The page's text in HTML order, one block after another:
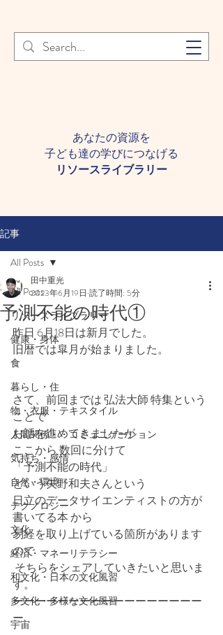
登録者様へ 個人情報の取り扱
いについて Learn More
あなたの資源を
子ども達の学びにつなげる​
​リソースライブラリー
記事
All Posts
リソースライブラリー
健康・身体
食
暮らし・住
物・衣服・テキスタイル
人間関係・・コミュニケーション
気持ち・感情
自然・環境
テクノロジー
文化
経済・マネーリテラシー
和文化・日本の文化風習
多文化・多様な文化風習
宇宙
All Posts
予測不能の時代①
田中重光
2023年6月19日 読了時間: 5分
昨日 6月18日は新月でした。
旧暦では皐月が始まりました。
さて、前回までは 弘法大師 特集という
ことで
お話を進めてきましたが
ここから 数回に分けて
「予測不能の時代」
という矢野和夫さんという
日立のデータサイエンティストの方が
書いてる本 から
易経を取り上げている箇所があります
ので
す。
ーーーーーーーーーーーーーーーーー
ー